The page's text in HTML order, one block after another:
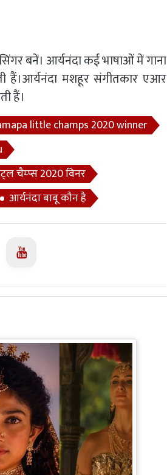
बनें। आर्यनंदा कई भाषाओं में गाना
मशहूर संगीतकार एआर
हैं।
little champs 2020 winner
चैम्प्स 2020 विनर
आर्यनंदा बाबू कौन है